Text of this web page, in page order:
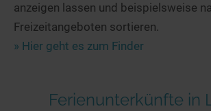
anzeigen lassen und beispielsweise
Freizeitangeboten sortieren.
» Hier geht es zum Finder
Ferienunterkünfte in